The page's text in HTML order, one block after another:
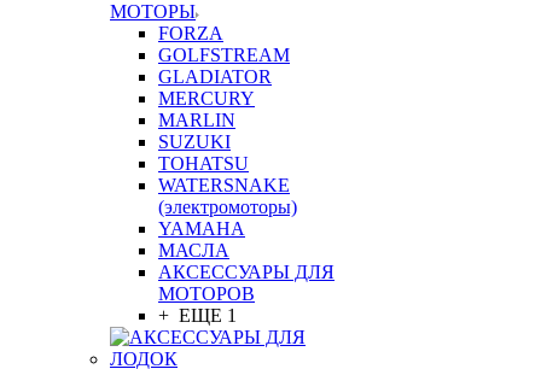
МОТОРЫ
FORZA
GOLFSTREAM
GLADIATOR
MERCURY
MARLIN
SUZUKI
TOHATSU
WATERSNAKE
(электромоторы)
YAMAHA
МАСЛА
АКСЕССУАРЫ ДЛЯ
МОТОРОВ
+ ЕЩЕ 1